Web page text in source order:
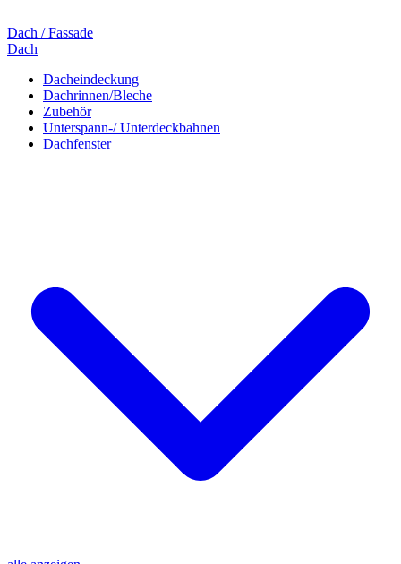
Dach / Fassade
Dach
Dacheindeckung
Dachrinnen/Bleche
Zubehör
Unterspann-/ Unterdeckbahnen
Dachfenster